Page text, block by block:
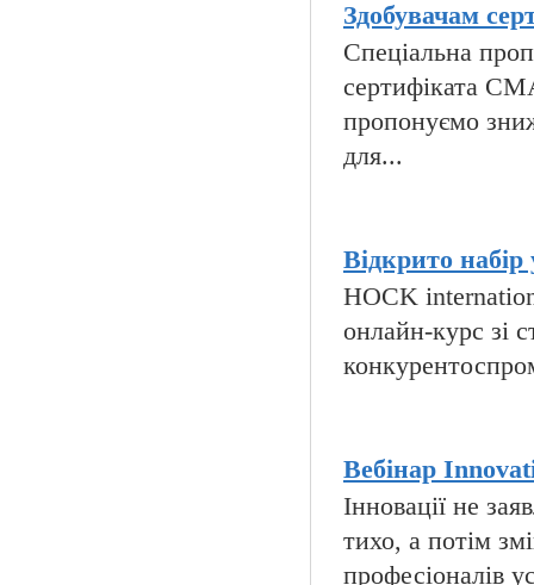
Здобувачам
Спеціальна
сертифіката
пропонуємо
для...
Відкрито
HOCK
онлайн-курс зі
Вебінар
Інновації не
тихо, а потім
професіоналів